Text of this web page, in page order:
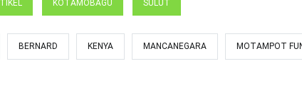
KOTAMOBAGU SULUT
BERNARD KENYA MANCANEGARA MOTAMPOT